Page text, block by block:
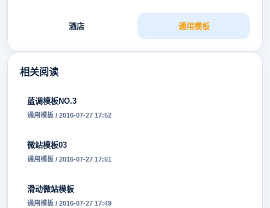
酒店 通用模板
相关阅读
蓝调模板NO.3
通用模板 / 2016-07-27 17:52
微站模板03
通用模板 / 2016-07-27 17:51
滑动微站模板
通用模板 / 2016-07-27 17:49